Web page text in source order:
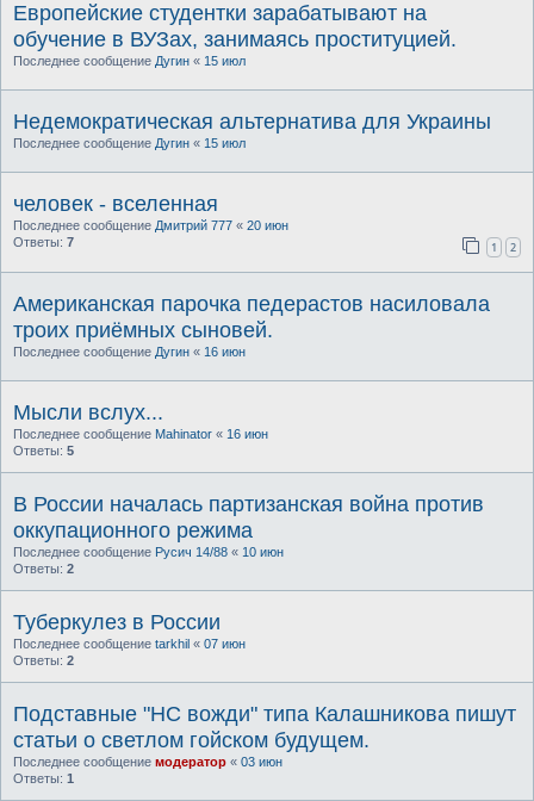
Европейские студентки зарабатывают на
обучение в ВУЗах, занимаясь проституцией.
Последнее сообщение Дугин « 15 июл
Недемократическая альтернатива для Украины
Последнее сообщение Дугин « 15 июл
человек - вселенная
Последнее сообщение Дмитрий 777 « 20 июн
Ответы: 7 1 2
Американская парочка педерастов насиловала
троих приёмных сыновей.
Последнее сообщение Дугин « 16 июн
Мысли вслух...
Последнее сообщение Mahinator « 16 июн
Ответы: 5
В России началась партизанская война против
оккупационного режима
Последнее сообщение Русич 14/88 « 10 июн
Ответы: 2
Туберкулез в России
Последнее сообщение tarkhil « 07 июн
Ответы: 2
Подставные "НС вожди" типа Калашникова пишут
статьи о светлом гойском будущем.
Последнее сообщение модератор « 03 июн
Ответы: 1